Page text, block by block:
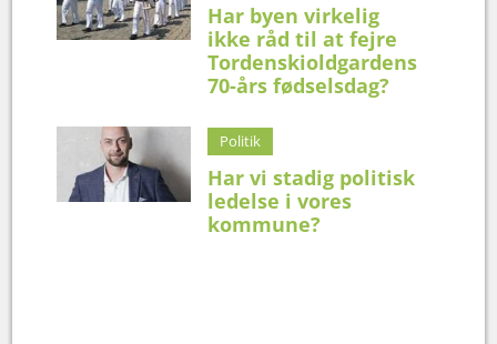
Har byen virkelig
ikke råd til at fejre
Tordenskioldgardens
70-års fødselsdag?
Politik
Har vi stadig politisk
ledelse i vores
kommune?